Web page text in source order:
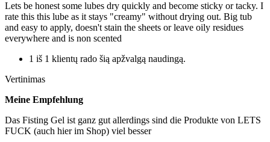
Lets be honest some lubes dry quickly and become sticky or tacky. I
rate this this lube as it stays "creamy" without drying out. Big tub
and easy to apply, doesn't stain the sheets or leave oily residues
everywhere and is non scented
1 iš 1 klientų rado šią apžvalgą naudingą.
Vertinimas
Meine Empfehlung
Das Fisting Gel ist ganz gut allerdings sind die Produkte von LETS
FUCK (auch hier im Shop) viel besser